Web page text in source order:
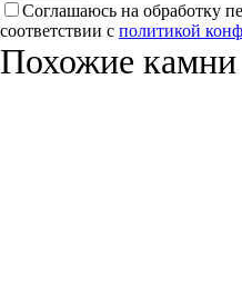
Соглашаюсь на обработку
соответствии с политикой
Похожие камни